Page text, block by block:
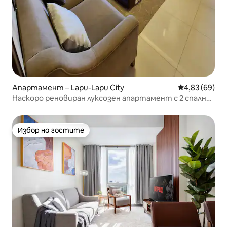
Апартамент – Lapu-Lapu City Средна
4,83 (69)
Наскоро реновиран луксозен апартамент с 2 спални/
на плажа/възможност за настаняване за един
месец/услуга за резервация на трансфер от/до
летището.
Избор на гостите
Избор на гостите